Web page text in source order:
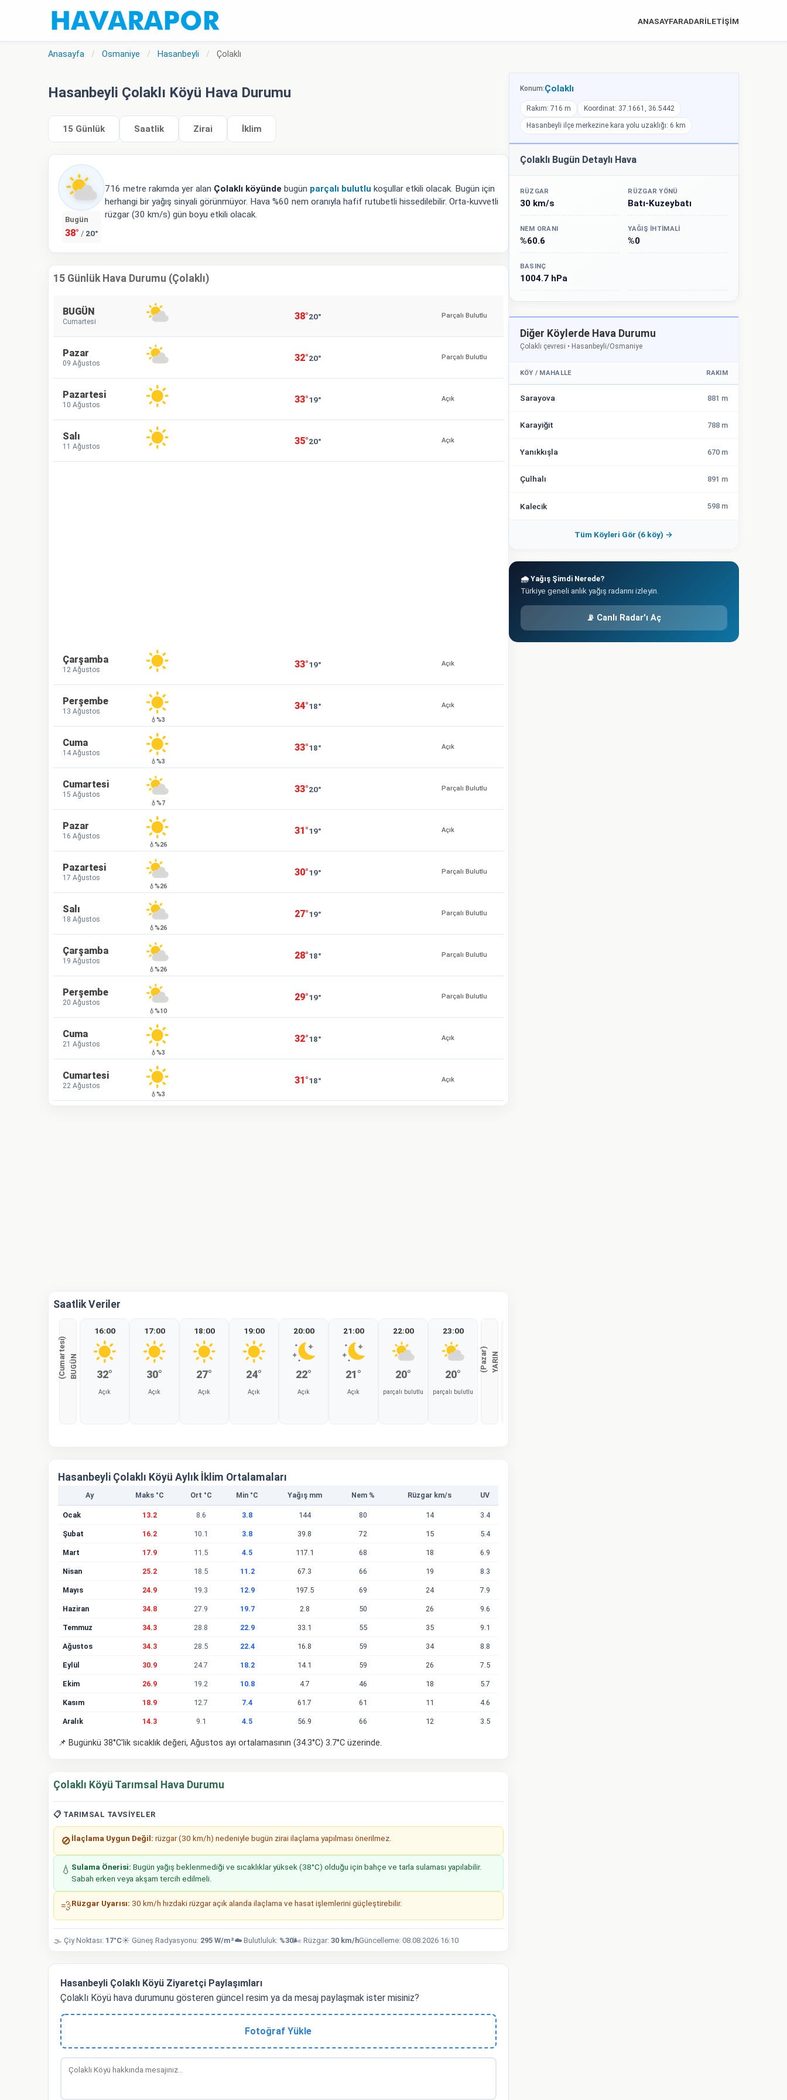
ANASAYFARADARİLETİŞİM
Anasayfa / Osmaniye / Hasanbeyli / Çolaklı
Hasanbeyli Çolaklı Köyü Hava Durumu
15 Günlük Saatlik Zirai İklim
Bugün
38° / 20°
716 metre rakımda yer alan Çolaklı köyünde bugün parçalı bulutlu koşullar etkili olacak. Bugün için
herhangi bir yağış sinyali görünmüyor. Hava %60 nem oranıyla hafif rutubetli hissedilebilir. Orta-kuvvetli
rüzgar (30 km/s) gün boyu etkili olacak.
15 Günlük Hava Durumu (Çolaklı)
BUGÜN
Cumartesi 38°20° Parçalı Bulutlu
Pazar
09 Ağustos 32°20° Parçalı Bulutlu
Pazartesi
10 Ağustos 33°19° Açık
Salı
11 Ağustos 35°20° Açık
Çarşamba
12 Ağustos 33°19° Açık
Perşembe
13 Ağustos
💧%3
34°18° Açık
Cuma
14 Ağustos
💧%3
33°18° Açık
Cumartesi
15 Ağustos
💧%7
33°20° Parçalı Bulutlu
Pazar
16 Ağustos
💧%26
31°19° Açık
Pazartesi
17 Ağustos
💧%26
30°19° Parçalı Bulutlu
Salı
18 Ağustos
💧%26
27°19° Parçalı Bulutlu
Çarşamba
19 Ağustos
💧%26
28°18° Parçalı Bulutlu
Perşembe
20 Ağustos
💧%10
29°19° Parçalı Bulutlu
Cuma
21 Ağustos
💧%3
32°18° Açık
Cumartesi
22 Ağustos
💧%3
31°18° Açık
Saatlik Veriler
B
U
G
Ü
N
(
C
u
m
a
r
t
e
s
i
)
16:00
32°
Açık
17:00
30°
Açık
18:00
27°
Açık
19:00
24°
Açık
20:00
22°
Açık
21:00
21°
Açık
22:00
20°
parçalı bulutlu
23:00
20°
parçalı bulutlu
Y
A
R
I
N
(
P
a
z
a
r
)
Hasanbeyli Çolaklı Köyü Aylık İklim Ortalamaları
Ay Maks °C Ort °C Min °C Yağış mm Nem % Rüzgar km/s UV
Ocak 13.2 8.6 3.8 144 80 14 3.4
Şubat 16.2 10.1 3.8 39.8 72 15 5.4
Mart 17.9 11.5 4.5 117.1 68 18 6.9
Nisan 25.2 18.5 11.2 67.3 66 19 8.3
Mayıs 24.9 19.3 12.9 197.5 69 24 7.9
Haziran 34.8 27.9 19.7 2.8 50 26 9.6
Temmuz 34.3 28.8 22.9 33.1 55 35 9.1
Ağustos 34.3 28.5 22.4 16.8 59 34 8.8
Eylül 30.9 24.7 18.2 14.1 59 26 7.5
Ekim 26.9 19.2 10.8 4.7 46 18 5.7
Kasım 18.9 12.7 7.4 61.7 61 11 4.6
Aralık 14.3 9.1 4.5 56.9 66 12 3.5
📌 Bugünkü 38°C'lik sıcaklık değeri, Ağustos ayı ortalamasının (34.3°C) 3.7°C üzerinde.
Çolaklı Köyü Tarımsal Hava Durumu
📋 TARIMSAL TAVSIYELER
🚫 İlaçlama Uygun Değil: rüzgar (30 km/h) nedeniyle bugün zirai ilaçlama yapılması önerilmez.
💧 Sulama Önerisi: Bugün yağış beklenmediği ve sıcaklıklar yüksek (38°C) olduğu için bahçe ve tarla sulaması yapılabilir.
Sabah erken veya akşam tercih edilmeli.
💨Rüzgar Uyarısı: 30 km/h hızdaki rüzgar açık alanda ilaçlama ve hasat işlemlerini güçleştirebilir.
🌫️ Çiy Noktası: 17°C☀️ Güneş Radyasyonu: 295 W/m²☁️ Bulutluluk: %30🌬️ Rüzgar: 30 km/hGüncelleme: 08.08.2026 16:10
Hasanbeyli Çolaklı Köyü Ziyaretçi Paylaşımları
Çolaklı Köyü hava durumunu gösteren güncel resim ya da mesaj paylaşmak ister misiniz?
Fotoğraf Yükle
Konum:Çolaklı
Rakım: 716 m Koordinat: 37.1661, 36.5442
Hasanbeyli ilçe merkezine kara yolu uzaklığı: 6 km
Çolaklı Bugün Detaylı Hava
RÜZGAR
30 km/s
RÜZGAR YÖNÜ
Batı-Kuzeybatı
NEM ORANI
%60.6
YAĞIŞ İHTIMALI
%0
BASINÇ
1004.7 hPa
Diğer Köylerde Hava Durumu
Çolaklı çevresi • Hasanbeyli/Osmaniye
KÖY / MAHALLE RAKIM
Sarayova 881 m
Karayiğit 788 m
Yanıkkışla 670 m
Çulhalı 891 m
Kalecik 598 m
Tüm Köyleri Gör (6 köy) →
🌧️ Yağış Şimdi Nerede?
Türkiye geneli anlık yağış radarını izleyin.
📡 Canlı Radar'ı Aç